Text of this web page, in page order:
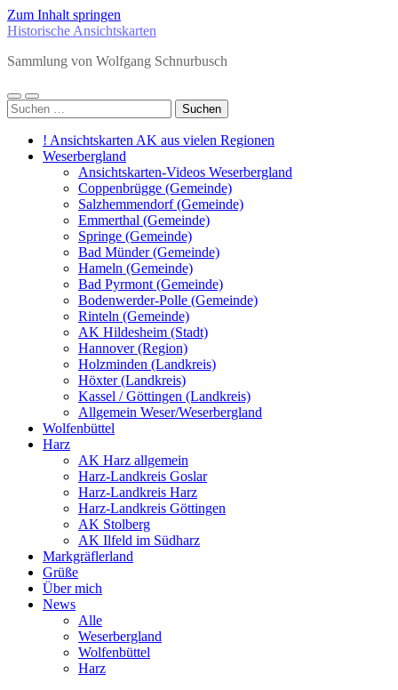
Zum Inhalt springen
Historische Ansichtskarten
Sammlung von Wolfgang Schnurbusch
Mobile-
Menü
Suchfeld
ein-/ausblenden
Suchen
nach:
! Ansichtskarten AK aus vielen Regionen
Weserbergland
Ansichtskarten-Videos Weserbergland
Coppenbrügge (Gemeinde)
Salzhemmendorf (Gemeinde)
Emmerthal (Gemeinde)
Springe (Gemeinde)
Bad Münder (Gemeinde)
Hameln (Gemeinde)
Bad Pyrmont (Gemeinde)
Bodenwerder-Polle (Gemeinde)
Rinteln (Gemeinde)
AK Hildesheim (Stadt)
Hannover (Region)
Holzminden (Landkreis)
Höxter (Landkreis)
Kassel / Göttingen (Landkreis)
Allgemein Weser/Weserbergland
Wolfenbüttel
Harz
AK Harz allgemein
Harz-Landkreis Goslar
Harz-Landkreis Harz
Harz-Landkreis Göttingen
AK Stolberg
AK Ilfeld im Südharz
Markgräflerland
Grüße
Über mich
News
Alle
Weserbergland
Wolfenbüttel
Harz